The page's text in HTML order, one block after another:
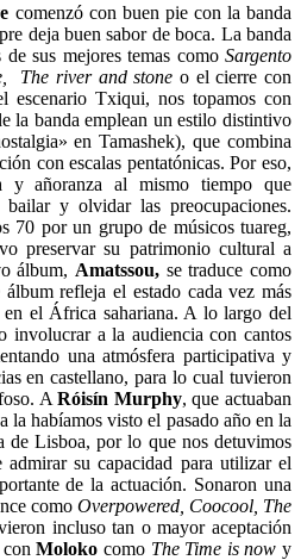
comenzó con buen pie con la banda
deja buen sabor de boca. La banda
sus mejores temas como Sargento
The river and stone o el cierre con
Txiqui, nos topamos con
la banda emplean un estilo distintivo
en Tamashek), que combina
con escalas pentatónicas. Por eso,
y añoranza al mismo tiempo que
y olvidar las preocupaciones.
70 por un grupo de músicos tuareg,
preservar su patrimonio cultural a
álbum, Amatssou,se traduce como
álbum refleja el estado cada vez más
el África sahariana. A lo largo del
involucrar a la audiencia con cantos
una atmósfera participativa y
en castellano, para lo cual tuvieron
ARóisín Murphy, que actuaban
la habíamos visto el pasado año en la
de Lisboa, por lo que nos detuvimos
su capacidad para utilizar el
de la actuación. Sonaron una
como Overpowered, Coocool, The
incluso tan o mayor aceptación
conMoloko como The Time is now y